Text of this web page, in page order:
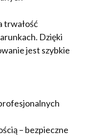
trwałość
Dzięki
jest szybkie
– bezpieczne